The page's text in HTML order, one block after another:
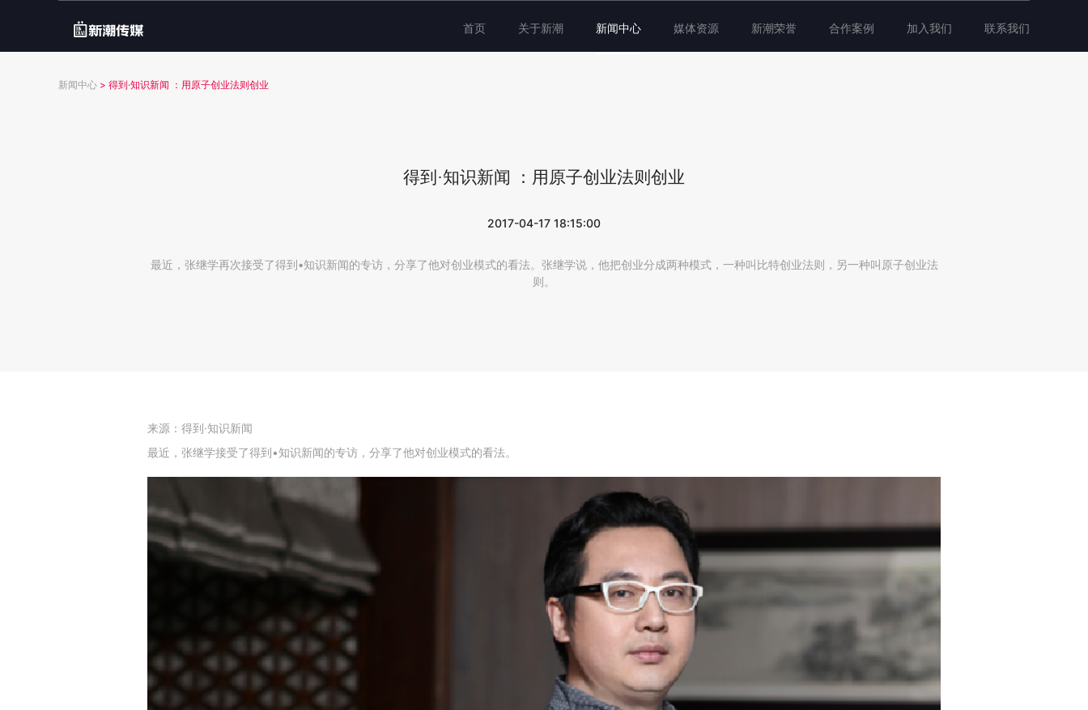
首页 关于新潮 新闻中心 媒体资源 新潮荣誉 合作案例 加入我们 联系我们
新闻中心 > 得到·知识新闻 ：用原子创业法则创业
得到·知识新闻 ：用原子创业法则创业
2017-04-17 18:15:00
最近，张继学再次接受了得到•知识新闻的专访，分享了他对创业模式的看法。张继学说，他把创业分成两种模式，一种叫比特创业法则，另一种叫原子创业法
则。
来源：得到·知识新闻
最近，张继学接受了得到•知识新闻的专访，分享了他对创业模式的看法。